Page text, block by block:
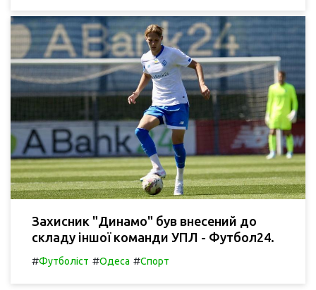
Захисник "Динамо" був внесений до
складу іншої команди УПЛ - Футбол24.
#Футболіст #Одеса #Спорт